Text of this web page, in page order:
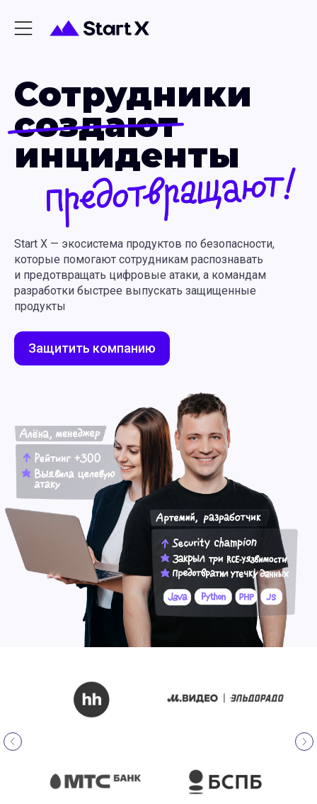
Start X — экосистема продуктов по безопасности,
которые помогают сотрудникам распознавать
и предотвращать цифровые атаки, а командам
разработки быстрее выпускать защищенные
продукты
Защитить компанию
Сотрудники
создают
инциденты